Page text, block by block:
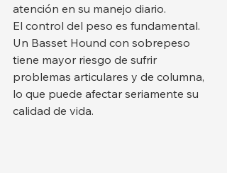
atención en su manejo diario.
El control del peso es fundamental.
Un Basset Hound con sobrepeso
tiene mayor riesgo de sufrir
problemas articulares y de columna,
lo que puede afectar seriamente su
calidad de vida.